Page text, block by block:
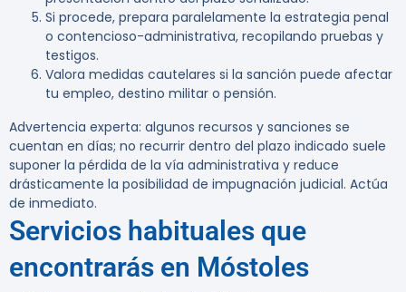
Si procede, prepara paralelamente la estrategia penal
o contencioso-administrativa, recopilando pruebas y
testigos.
Valora medidas cautelares si la sanción puede afectar
tu empleo, destino militar o pensión.
Advertencia experta: algunos recursos y sanciones se
cuentan en días; no recurrir dentro del plazo indicado suele
suponer la pérdida de la vía administrativa y reduce
drásticamente la posibilidad de impugnación judicial. Actúa
de inmediato.
Servicios habituales que
encontrarás en Móstoles